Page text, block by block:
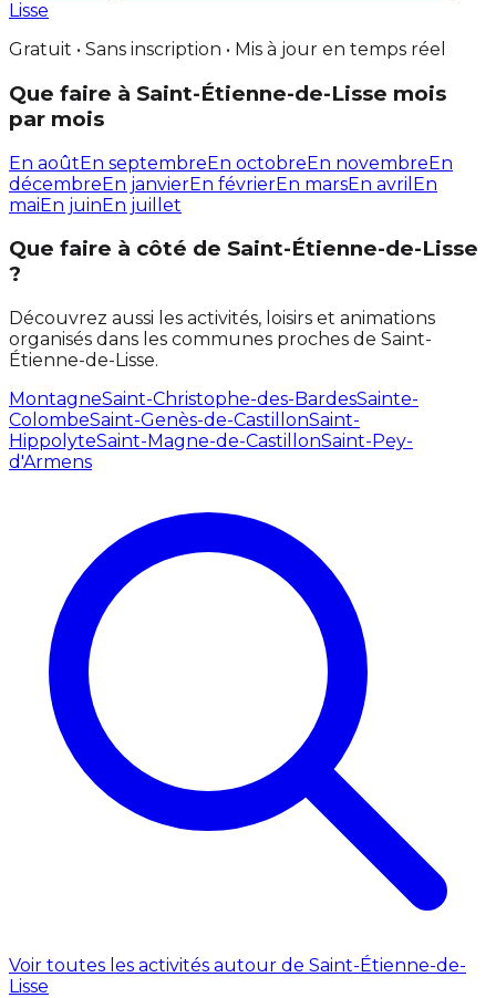
Lisse
Gratuit • Sans inscription • Mis à jour en temps réel
Que faire à Saint-Étienne-de-Lisse mois
par mois
En aoûtEn septembreEn octobreEn novembreEn
décembreEn janvierEn févrierEn marsEn avril En
maiEn juinEn juillet
Que faire à côté de Saint-Étienne-de-Lisse
?
Découvrez aussi les activités, loisirs et animations
organisés dans les communes proches de Saint-
Étienne-de-Lisse.
MontagneSaint-Christophe-des-BardesSainte-
ColombeSaint-Genès-de-CastillonSaint-
HippolyteSaint-Magne-de-CastillonSaint-Pey-
d'Armens
Voir toutes les activités autour de Saint-Étienne-de-
Lisse